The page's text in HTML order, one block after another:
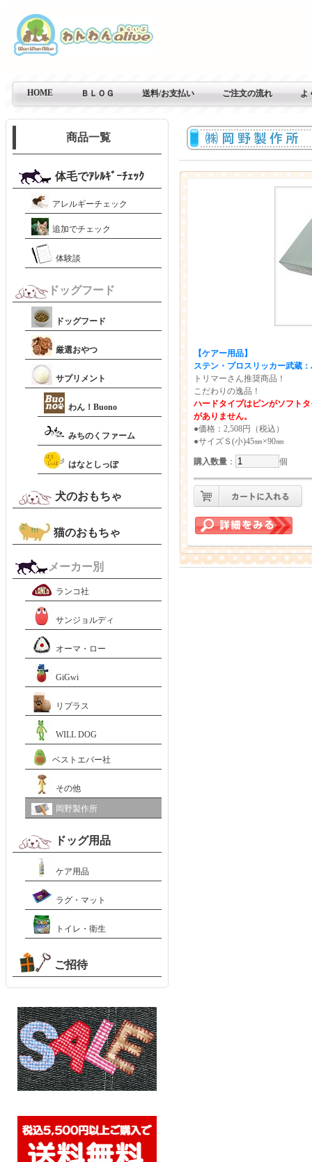
HOME ＢＬＯＧ 送料/お支払い ご注文の流れ よ
【ケアー用品】
ステン・プロスリッカー武蔵
トリマーさん推奨商品！
こだわりの逸品！
ハードタイプはピンがソフト
がありません。
●価格：2,508円（税込）
●サイズＳ(小)45㎜×90㎜
購入数量 ： 個
商品一覧
体毛でｱﾚﾙｷﾞｰﾁｪｯｸ
アレルギーチェック
追加でチェック
体験談
ドッグフード
ドッグフード
厳選おやつ
サプリメント
わん！Buono
みちのくファーム
はなとしっぽ
犬のおもちゃ
猫のおもちゃ
メーカー別
ランコ社
サンジョルディ
オーマ・ロー
GiGwi
リプラス
WILL DOG
ベストエバー社
その他
岡野製作所
ドッグ用品
ケア用品
ラグ・マット
トイレ・衛生
ご招待